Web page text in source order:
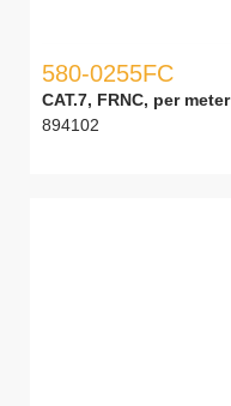
580-0255FC
CAT.7, FRNC, per meter
894102